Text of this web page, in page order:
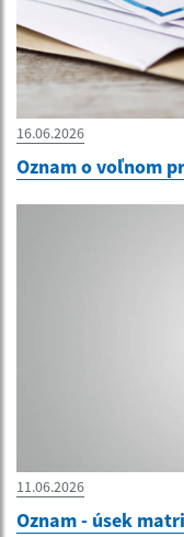
16.06.2026
Oznam o voľnom
11.06.2026
Oznam - úsek